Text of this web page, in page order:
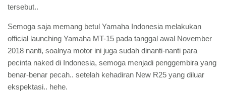
tersebut..
Semoga saja memang betul Yamaha Indonesia melakukan
official launching Yamaha MT-15 pada tanggal awal November
2018 nanti, soalnya motor ini juga sudah dinanti-nanti para
pecinta naked di Indonesia, semoga menjadi penggembira yang
benar-benar pecah.. setelah kehadiran New R25 yang diluar
ekspektasi.. hehe.